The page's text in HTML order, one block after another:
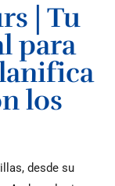
| Tu
para
los
desde su